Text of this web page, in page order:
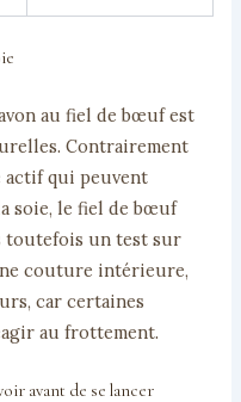
au fiel de bœuf est
Contrairement
actif qui peuvent
soie, le fiel de bœuf
toutefois un test sur
couture intérieure,
car certaines
au frottement.
avant de se lancer